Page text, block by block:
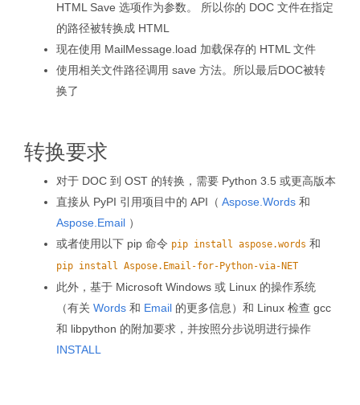
HTML Save 选项作为参数。 所以你的 DOC 文件在指定
的路径被转换成 HTML
现在使用 MailMessage.load 加载保存的 HTML 文件
使用相关文件路径调用 save 方法。所以最后DOC被转
换了
转换要求
对于 DOC 到 OST 的转换，需要 Python 3.5 或更高版本
直接从 PyPI 引用项目中的 API（ Aspose.Words 和
Aspose.Email ）
或者使用以下 pip 命令 pip install aspose.words 和
pip install Aspose.Email-for-Python-via-NET
此外，基于 Microsoft Windows 或 Linux 的操作系统
（有关 Words 和 Email 的更多信息）和 Linux 检查 gcc
和 libpython 的附加要求，并按照分步说明进行操作
INSTALL